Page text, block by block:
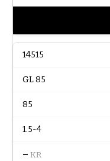
14515
GL 85
85
1.5-4
– KR